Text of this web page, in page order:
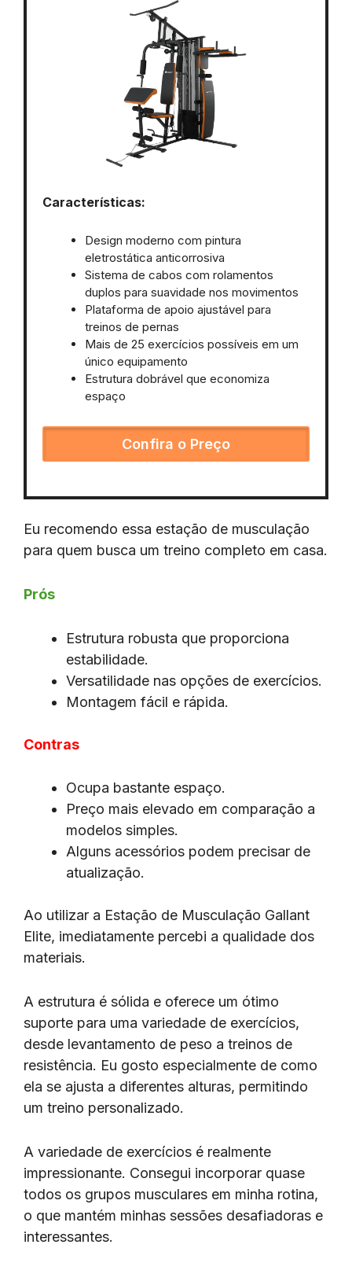
Características:
Design moderno com pintura
eletrostática anticorrosiva
Sistema de cabos com rolamentos
duplos para suavidade nos movimentos
Plataforma de apoio ajustável para
treinos de pernas
Mais de 25 exercícios possíveis em um
único equipamento
Estrutura dobrável que economiza
espaço
Confira o Preço
Eu recomendo essa estação de musculação
para quem busca um treino completo em casa.
Prós
Estrutura robusta que proporciona
estabilidade.
Versatilidade nas opções de exercícios.
Montagem fácil e rápida.
Contras
Ocupa bastante espaço.
Preço mais elevado em comparação a
modelos simples.
Alguns acessórios podem precisar de
atualização.
Ao utilizar a Estação de Musculação Gallant
Elite, imediatamente percebi a qualidade dos
materiais.
A estrutura é sólida e oferece um ótimo
suporte para uma variedade de exercícios,
desde levantamento de peso a treinos de
resistência. Eu gosto especialmente de como
ela se ajusta a diferentes alturas, permitindo
um treino personalizado.
A variedade de exercícios é realmente
impressionante. Consegui incorporar quase
todos os grupos musculares em minha rotina,
o que mantém minhas sessões desafiadoras e
interessantes.